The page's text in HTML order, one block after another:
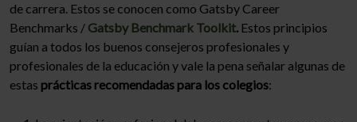
de carrera. Estos se conocen como Gatsby Career
Benchmarks / Gatsby Benchmark Toolkit. Estos principios
guían a todos los buenos consejeros profesionales y
profesionales de la educación y vale la pena señalar algunas de
estas prácticas recomendadas para los colegios: